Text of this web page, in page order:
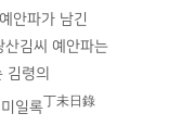
안파가 남긴
산김씨 예안파는
김령의
미일록丁未日錄